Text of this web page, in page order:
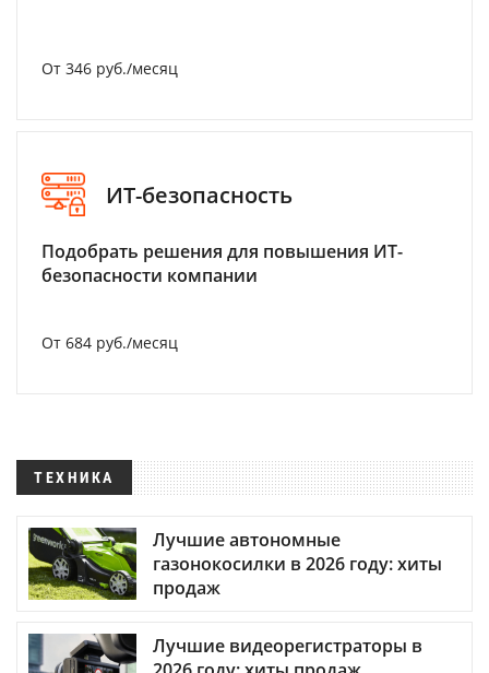
От 346 руб./месяц
ИТ-безопасность
Подобрать решения для повышения ИТ-
безопасности компании
От 684 руб./месяц
ТЕХНИКА
Лучшие автономные
газонокосилки в 2026 году: хиты
продаж
Лучшие видеорегистраторы в